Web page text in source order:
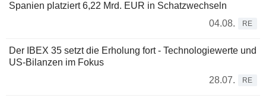
Spanien platziert 6,22 Mrd. EUR in Schatzwechseln
04.08.
RE
Der IBEX 35 setzt die Erholung fort - Technologiewerte und
US-Bilanzen im Fokus
28.07.
RE